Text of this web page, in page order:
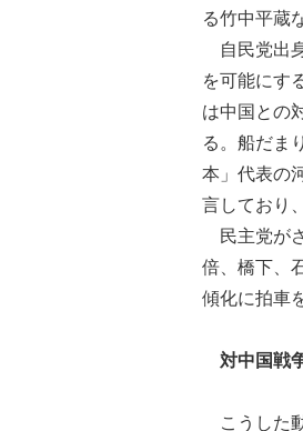
る竹中平蔵
自民党出
を可能にす
は中国との
る。船だま
本」代表の
言しており
民主党が
倍、橋下、
傾化に拍車
対中国戦
こうした